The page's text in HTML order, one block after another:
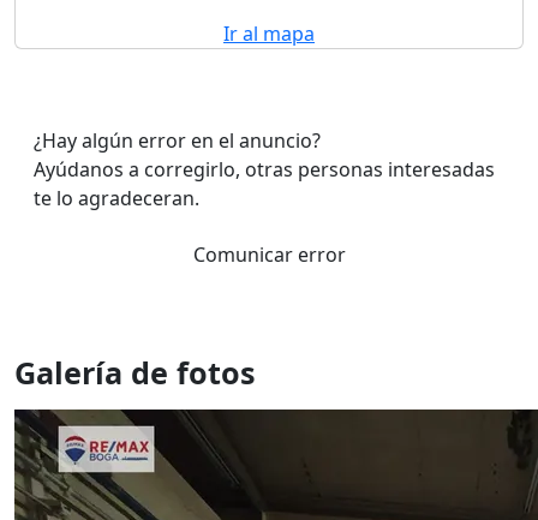
Ir al mapa
¿Hay algún error en el anuncio?
Ayúdanos a corregirlo, otras personas interesadas
te lo agradeceran.
Comunicar error
Galería de fotos